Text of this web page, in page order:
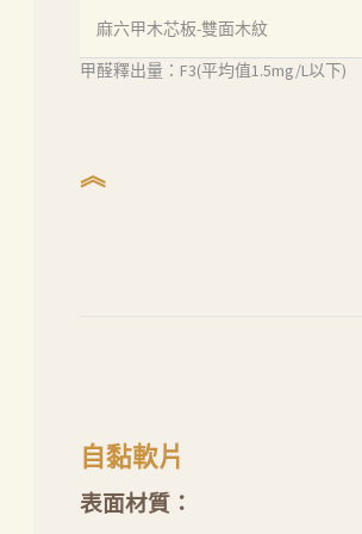
麻六甲木芯板-雙面木紋
甲醛釋出量：F3(平均值1.5mg/L以下)
︽
自黏軟片
表面材質：